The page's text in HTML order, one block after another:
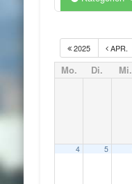
2025 APR.
Mo. Di. Mi.
4 5